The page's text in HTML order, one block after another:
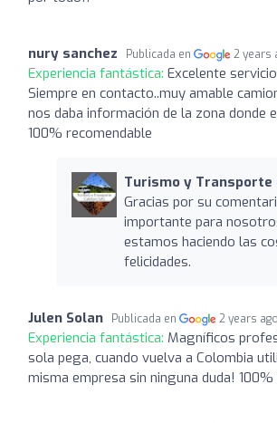
nury sanchez Publicada en 2 years
Experiencia fantástica: Excelente
Siempre en contacto..muy amable
nos daba información de la zona donde
100% recomendable
Turismo y Transporte
Gracias por su
importante para
estamos haciendo las
felicidades.
Julen Solan Publicada en 2 years ago
Experiencia fantástica: Magníficos
sola pega, cuando vuelva a Colombia
misma empresa sin ninguna duda!